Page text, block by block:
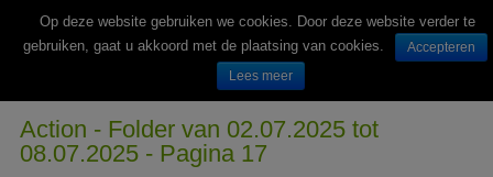
Wekelijks nieuwe folders van Nederlandse supermarkten en winkels
Action - Folder van 02.07.2025 tot
08.07.2025 - Pagina 17
Op deze website gebruiken we cookies. Door deze website verder te
gebruiken, gaat u akkoord met de plaatsing van cookies.
Accepteren
Lees meer